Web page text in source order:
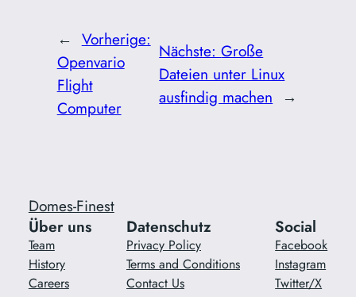
← Vorherige:
Openvario
Flight
Computer
Nächste:Große
Dateien unter Linux
ausfindig machen →
Domes-Finest
Über uns
Team
History
Careers
Datenschutz
Privacy Policy
Terms and Conditions
Contact Us
Social
Facebook
Instagram
Twitter/X